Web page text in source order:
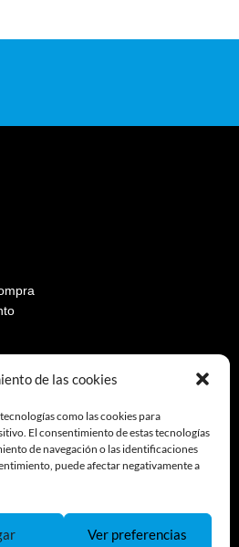
de las cookies
como las cookies para
El consentimiento de estas tecnologías
de navegación o las identificaciones
puede afectar negativamente a
Ver preferencias